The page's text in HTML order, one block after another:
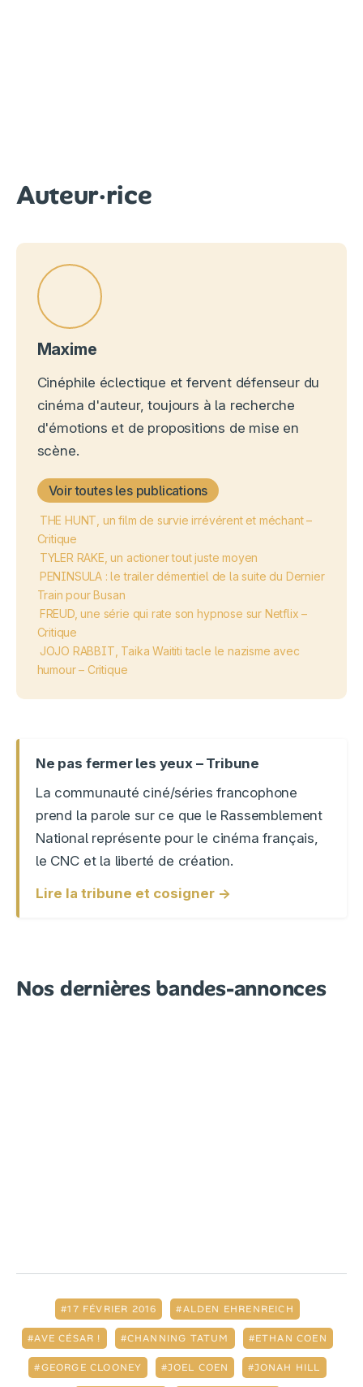
Auteur·rice
Maxime
Cinéphile éclectique et fervent défenseur du
cinéma d'auteur, toujours à la recherche
d'émotions et de propositions de mise en
scène.
Voir toutes les publications
THE HUNT, un film de survie irrévérent et méchant –
Critique
TYLER RAKE, un actioner tout juste moyen
PENINSULA : le trailer démentiel de la suite du Dernier
Train pour Busan
FREUD, une série qui rate son hypnose sur Netflix –
Critique
JOJO RABBIT, Taika Waititi tacle le nazisme avec
humour – Critique
Ne pas fermer les yeux – Tribune
La communauté ciné/séries francophone
prend la parole sur ce que le Rassemblement
National représente pour le cinéma français,
le CNC et la liberté de création.
Lire la tribune et cosigner →
Nos dernières bandes-annonces
17 FÉVRIER 2016 ALDEN EHRENREICH
AVE CÉSAR ! CHANNING TATUM ETHAN COEN
GEORGE CLOONEY JOEL COEN JONAH HILL